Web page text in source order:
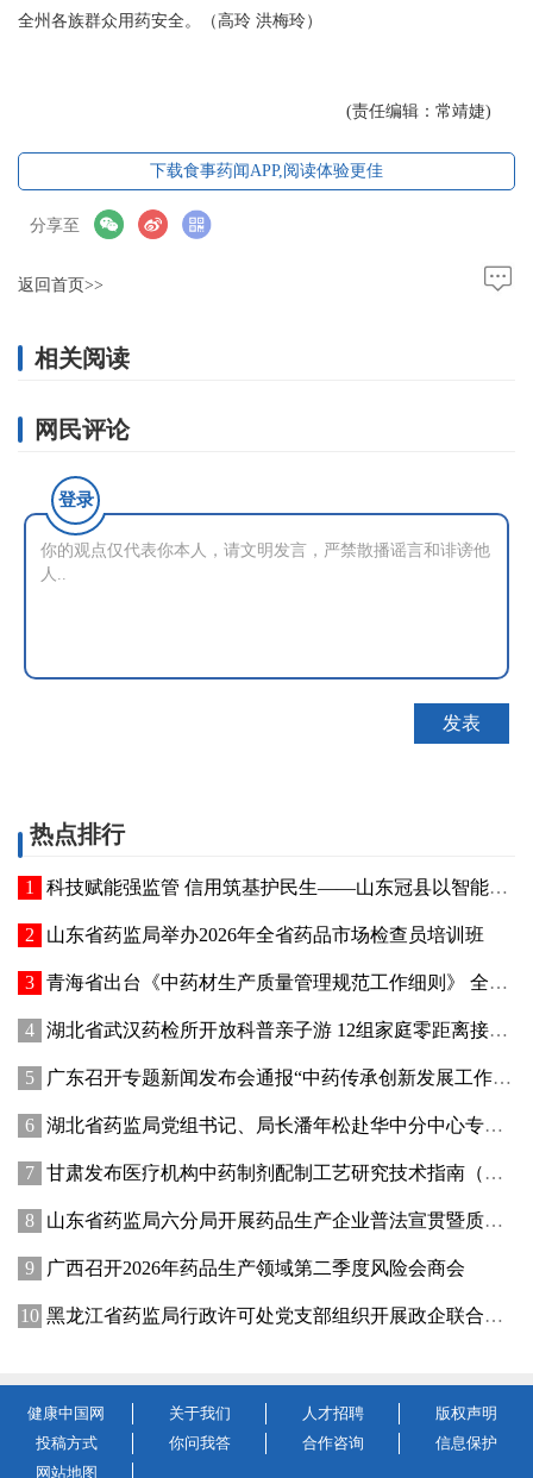
全州各族群众用药安全。（高玲 洪梅玲）
(责任编辑：常靖婕)
下载食事药闻APP,阅读体验更佳
分享至
返回首页>>
相关阅读
网民评论
登录
热点排行
科技赋能强监管 信用筑基护民生——山东冠县以智能管控提质“两定机构”医保服务能力
山东省药监局举办2026年全省药品市场检查员培训班
青海省出台《中药材生产质量管理规范工作细则》 全面强化中药材质量源头管控
湖北省武汉药检所开放科普亲子游 12组家庭零距离接触药品检验
广东召开专题新闻发布会通报“中药传承创新发展工作成效”
湖北省药监局党组书记、局长潘年松赴华中分中心专题调研全面从严治党工作 强调以高质量党建引领药监事业行稳致远
甘肃发布医疗机构中药制剂配制工艺研究技术指南（试行）
山东省药监局六分局开展药品生产企业普法宣贯暨质量管理提升座谈交流活动
广西召开2026年药品生产领域第二季度风险会商会
黑龙江省药监局行政许可处党支部组织开展政企联合主题党日活动
健康中国网 关于我们 人才招聘
版权声明
投稿方式
你问我答 合作咨询
信息保护
网站地图